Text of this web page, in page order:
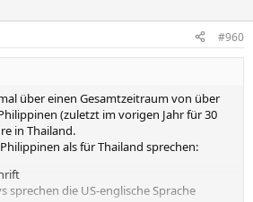
#960
über einen Gesamtzeitraum von über
(zuletzt im vorigen Jahr für 30
in Thailand.
als für Thailand sprechen:
sprechen die US-englische Sprache